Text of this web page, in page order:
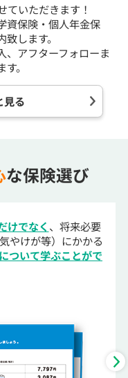
ていただきます！
資保険・個人年金保
します。
、アフターフォローま
。
見る
な保険選び
けでなく 、将来必要
やけが等）にかかる
ついて学ぶことがで